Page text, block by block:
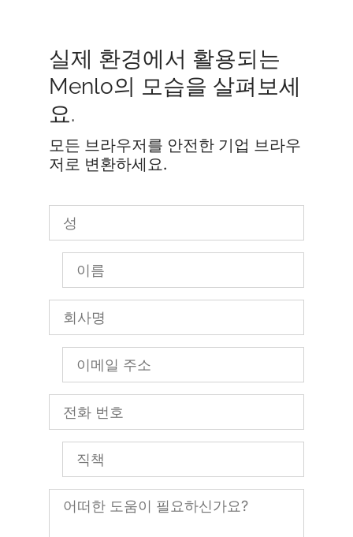
실제 환경에서 활용되는
Menlo의 모습을 살펴보세
요.
모든 브라우저를 안전한 기업 브라우
저로 변환하세요.